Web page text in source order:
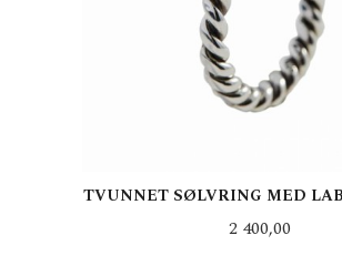
TVUNNET SØLVRING MED
Pris
2 400,00